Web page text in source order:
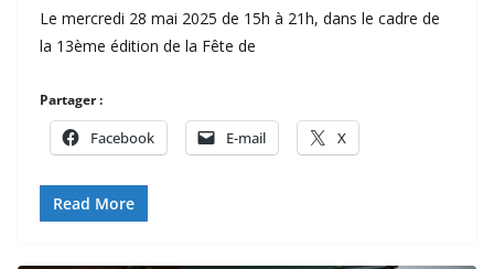
Le mercredi 28 mai 2025 de 15h à 21h, dans le cadre de
la 13ème édition de la Fête de
Partager :
Facebook E-mail X
Read More